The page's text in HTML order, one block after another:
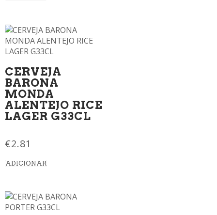
CERVEJA
BARONA
MONDA
ALENTEJO RICE
LAGER G33CL
€2.81
ADICIONAR